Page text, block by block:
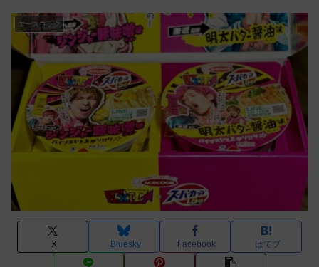
エースコック
X Bluesky Facebook はてブ